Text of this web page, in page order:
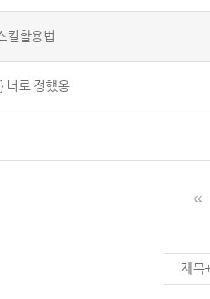
킬활용법
너로 정했옹
제목